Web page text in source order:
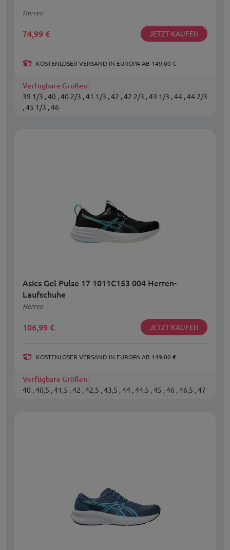
Herren
74,99 € JETZT KAUFEN
KOSTENLOSER VERSAND IN EUROPA AB 149,00 €
Verfügbare Größen:
39 1/3 , 40 , 40 2/3 , 41 1/3 , 42 , 42 2/3 , 43 1/3 , 44 , 44 2/3
, 45 1/3 , 46
Asics Gel Pulse 17 1011C153 004 Herren-
Laufschuhe
Herren
106,99 € JETZT KAUFEN
KOSTENLOSER VERSAND IN EUROPA AB 149,00 €
Verfügbare Größen:
40 , 40,5 , 41,5 , 42 , 42,5 , 43,5 , 44 , 44,5 , 45 , 46 , 46,5 , 47